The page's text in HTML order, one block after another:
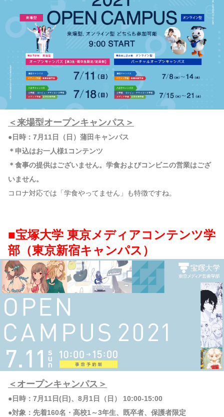
＜来場型オープンキャンパス＞
●日時：7月11日（日）蒲田キャンパス
＊申込はお一人様1コンテンツ
＊食事の提供はございません。学食およびコンビニの営業はござ
いません。
コロナ対応では「学食やってません」も特徴ですね。
■宝塚大学 東京メディアコンテンツ学
部（東京新宿キャンパス）
＜オープンキャンパス＞
●日時：7月11日(日)、8月1日（日） 10:00-15:00
●対象：先着160名・高校1～3年生、既卒者、保護者限定